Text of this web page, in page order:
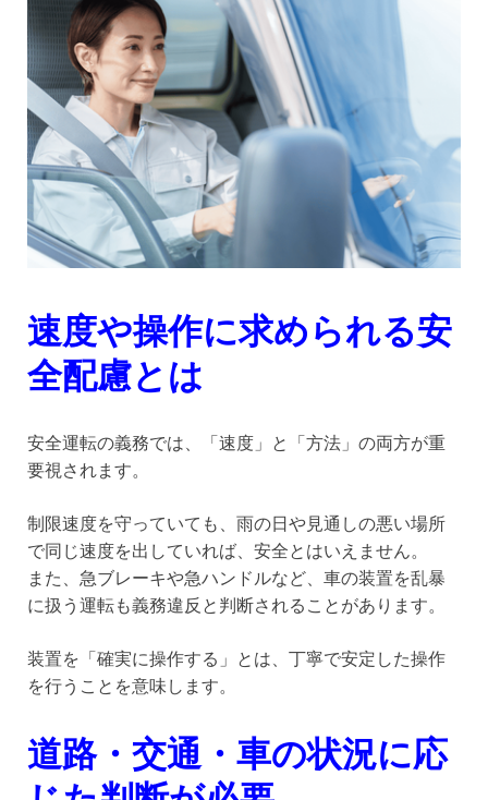
速度や操作に求められる安
全配慮とは
安全運転の義務では、「速度」と「方法」の両方が重
要視されます。
制限速度を守っていても、雨の日や見通しの悪い場所
で同じ速度を出していれば、安全とはいえません。
また、急ブレーキや急ハンドルなど、車の装置を乱暴
に扱う運転も義務違反と判断されることがあります。
装置を「確実に操作する」とは、丁寧で安定した操作
を行うことを意味します。
道路・交通・車の状況に応